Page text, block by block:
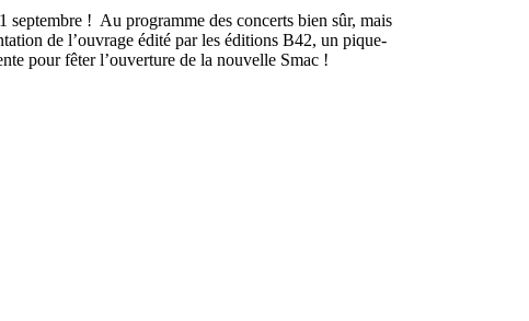
septembre ! Au programme des concerts bien sûr, mais
de l’ouvrage édité par les éditions B42, un pique-
pour fêter l’ouverture de la nouvelle Smac !